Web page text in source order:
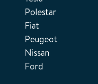
Polestar
Fiat
Peugeot
Nissan
Ford